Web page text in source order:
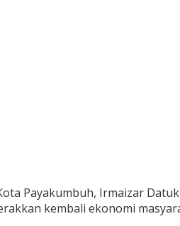
Payakumbuh, Irmaizar
kembali ekonomi